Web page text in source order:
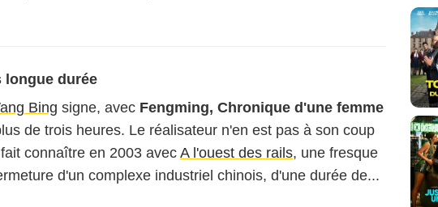
longue durée
Bing signe, avec Fengming, Chronique d'une femme
de trois heures. Le réalisateur n'en est pas à son coup
connaître en 2003 avecA l'ouest des rails, une fresque
d'un complexe industriel chinois, d'une durée de...